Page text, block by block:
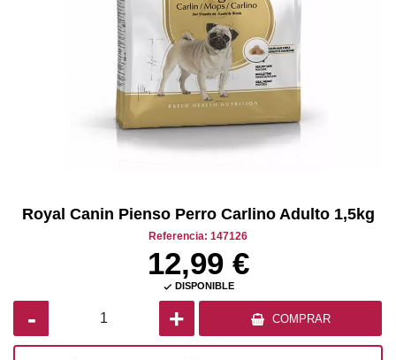
Royal Canin Pienso Perro Carlino Adulto 1,5kg
Referencia: 147126
12,99 €
 DISPONIBLE
- + COMPRAR